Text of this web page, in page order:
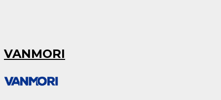
VANMORI